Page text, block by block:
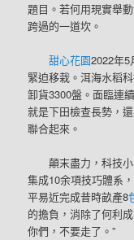
題目。若何用現實舉
跨過的一道坎。
甜心花園2022年
緊迫移栽。洱海水稻
卸貨3300盤。面臨連
就是下田檢查長勢，
聯合起來。
顛末盡力，科技
集成10余項技巧體系
平易近完成昔時畝產8
的擔負，消除了何利
你們，不要走了。”